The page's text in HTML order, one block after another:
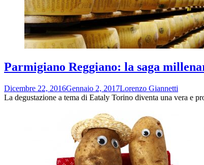
Parmigiano Reggiano: la saga
Dicembre 22, 2016Gennaio 2, 2017Lorenzo Giannetti
La degustazione a tema di Eataly Torino diventa una vera e